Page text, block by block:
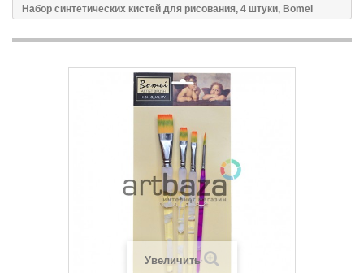
Набор синтетических кистей для рисования, 4 штуки, Bomei
Увеличить